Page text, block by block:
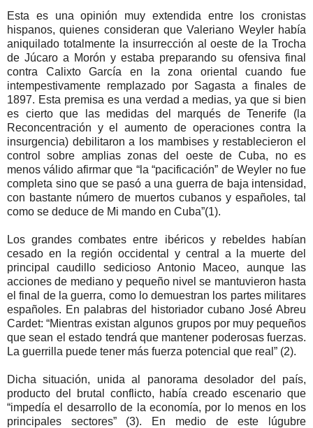
Esta es una opinión muy extendida entre los cronistas
hispanos, quienes consideran que Valeriano Weyler había
aniquilado totalmente la insurrección al oeste de la Trocha
de Júcaro a Morón y estaba preparando su ofensiva final
contra Calixto García en la zona oriental cuando fue
intempestivamente remplazado por Sagasta a finales de
1897. Esta premisa es una verdad a medias, ya que si bien
es cierto que las medidas del marqués de Tenerife (la
Reconcentración y el aumento de operaciones contra la
insurgencia) debilitaron a los mambises y restablecieron el
control sobre amplias zonas del oeste de Cuba, no es
menos válido afirmar que “la “pacificación” de Weyler no fue
completa sino que se pasó a una guerra de baja intensidad,
con bastante número de muertos cubanos y españoles, tal
como se deduce de Mi mando en Cuba”(1).
Los grandes combates entre ibéricos y rebeldes habían
cesado en la región occidental y central a la muerte del
principal caudillo sedicioso Antonio Maceo, aunque las
acciones de mediano y pequeño nivel se mantuvieron hasta
el final de la guerra, como lo demuestran los partes militares
españoles. En palabras del historiador cubano José Abreu
Cardet: “Mientras existan algunos grupos por muy pequeños
que sean el estado tendrá que mantener poderosas fuerzas.
La guerrilla puede tener más fuerza potencial que real” (2).
Dicha situación, unida al panorama desolador del país,
producto del brutal conflicto, había creado escenario que
“impedía el desarrollo de la economía, por lo menos en los
principales sectores” (3). En medio de este lúgubre